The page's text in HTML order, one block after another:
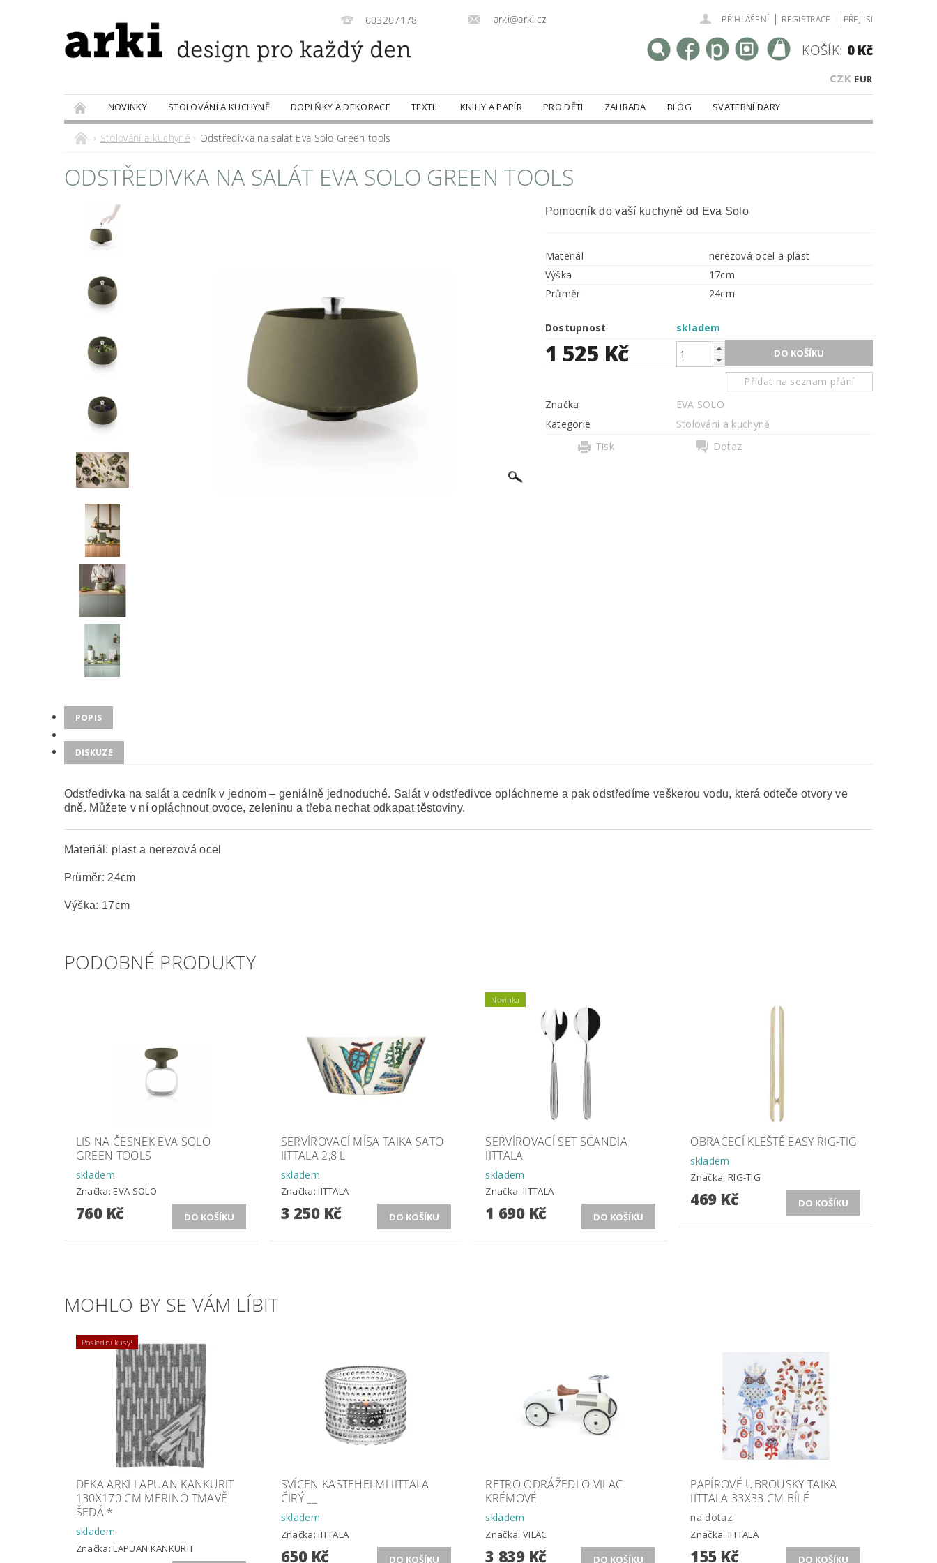
603207178 arki@arki.cz PŘIHLÁŠENÍ | REGISTRACE | PŘEJI SI
CZK EUR
KOŠÍK: 0 Kč
NOVINKY STOLOVÁNÍ A KUCHYNĚ DOPLŇKY A DEKORACE TEXTIL KNIHY A PAPÍR PRO DĚTI ZAHRADA BLOG
SVATEBNÍ DARY
PRODÁVANÉ ZNAČKY
DOBROTY
Stolování a kuchyně Odstředivka na salát Eva Solo Green tools
ODSTŘEDIVKA NA SALÁT EVA SOLO GREEN TOOLS
Pomocník do vaší kuchyně od Eva Solo
Materiál
nerezová ocel a plast
Výška
17cm
Průměr
24cm
Dostupnost skladem
1 525 Kč
Přidat na seznam přání
Značka
EVA SOLO
Kategorie
Stolování a kuchyně
Tisk
Dotaz
POPIS
DISKUZE
Odstředivka na salát a cedník v jednom – geniálně jednoduché. Salát v odstředivce opláchneme a pak odstředíme veškerou vodu, která odteče otvory ve
dně. Můžete v ní opláchnout ovoce, zeleninu a třeba nechat odkapat těstoviny.
Materiál: plast a nerezová ocel
Průměr: 24cm
Výška: 17cm
PODOBNÉ PRODUKTY
LIS NA ČESNEK EVA SOLO
GREEN TOOLS
skladem
Značka:EVA SOLO
760 Kč
SERVÍROVACÍ MÍSA TAIKA SATO
IITTALA 2,8 L
skladem
Značka:IITTALA
3 250 Kč
Novinka
SERVÍROVACÍ SET SCANDIA
IITTALA
skladem
Značka:IITTALA
1 690 Kč
OBRACECÍ KLEŠTĚ EASY RIG-TIG
skladem
Značka: RIG-TIG
469 Kč
MOHLO BY SE VÁM LÍBIT
Poslední kusy!
DEKA ARKI LAPUAN KANKURIT
130X170 CM MERINO TMAVĚ
ŠEDÁ *
skladem
Značka:LAPUAN KANKURIT
SVÍCEN KASTEHELMI IITTALA
ČIRÝ __
skladem
Značka:IITTALA
650 Kč
RETRO ODRÁŽEDLO VILAC
KRÉMOVÉ
skladem
Značka:VILAC
3 839 Kč
PAPÍROVÉ UBROUSKY TAIKA
IITTALA 33X33 CM BÍLÉ
na dotaz
Značka: IITTALA
155 Kč